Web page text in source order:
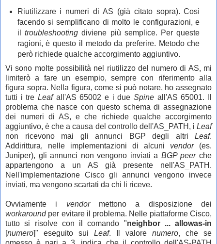
Riutilizzare i numeri di AS (già citato sopra). Così
facendo si semplificano di molto le configurazioni, e
il troubleshootingdiviene più semplice. Per queste
ragioni, èquesto il metodo da preferire. Metodo che
però richiede qualche accorgimento aggiuntivo.
Vi sono molte possibilità nel riutilizzo del numero di AS, mi
limiterò a fare un esempio, sempre con riferimento alla
figura sopra. Nella figura, come si può notare, ho assegnato
tutti i tre Leafall'AS 65002 e i due Spine al l'AS 65001. Il
problema che nasce con questo schema di assegnazione
dei numeri di AS, e che richiede qualche accorgimento
aggiuntivo, è che a causa del controllo dell'AS_PATH, i Leaf
non ricevono mai gli annunci BGP degli altri Leaf.
Addirittura, nelle implementazioni di alcuni vendor (es.
Juniper), gli annunci non vengono inviati a BGP peerche
appartengono a un AS già presente nell'AS_PATH.
Nell'implementazione Cisco gli annunci vengono invece
inviati, ma vengono scartati da chi li riceve.
Ovviamente i vendor mettono a disposizione dei
workaround per evitare il problema. Nelle piattaforme Cisco,
tutto si risolve con il comando "neighbor ... allowas-in
[numero]" eseguito sui Leaf. Il valore numero, che se